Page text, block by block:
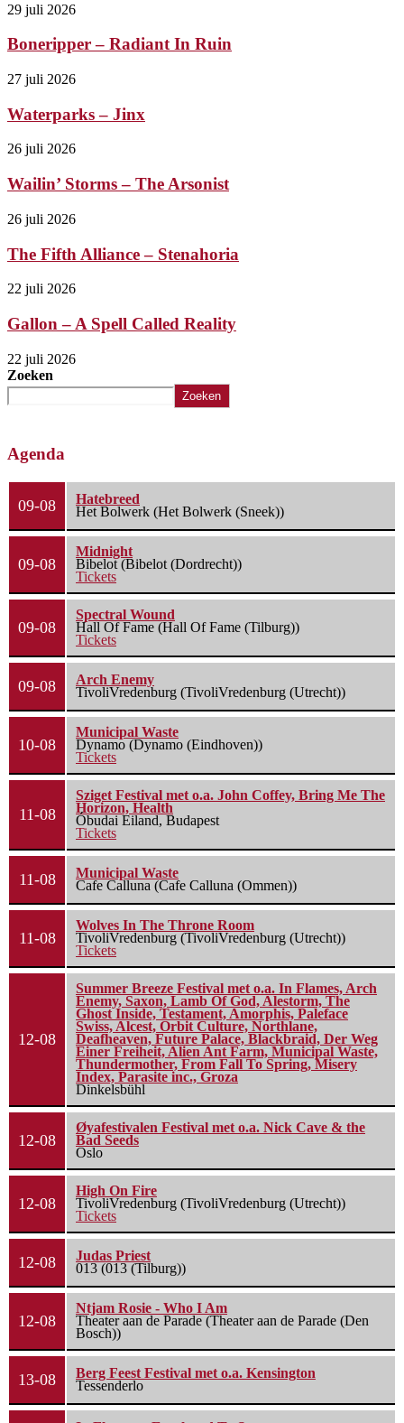
29 juli 2026
Boneripper – Radiant In Ruin
27 juli 2026
Waterparks – Jinx
26 juli 2026
Wailin’ Storms – The Arsonist
26 juli 2026
The Fifth Alliance – Stenahoria
22 juli 2026
Gallon – A Spell Called Reality
22 juli 2026
Zoeken
Zoeken
Agenda
09-08
Hatebreed
Het Bolwerk (Het Bolwerk (Sneek))
09-08
Midnight
Bibelot (Bibelot (Dordrecht))
Tickets
09-08
Spectral Wound
Hall Of Fame (Hall Of Fame (Tilburg))
Tickets
09-08
Arch Enemy
TivoliVredenburg (TivoliVredenburg (Utrecht))
10-08
Municipal Waste
Dynamo (Dynamo (Eindhoven))
Tickets
11-08
Sziget Festival met o.a. John Coffey, Bring Me The
Horizon, Health
Óbudai Eiland, Budapest
Tickets
11-08
Municipal Waste
Cafe Calluna (Cafe Calluna (Ommen))
11-08
Wolves In The Throne Room
TivoliVredenburg (TivoliVredenburg (Utrecht))
Tickets
12-08
Summer Breeze Festival met o.a. In Flames, Arch
Enemy, Saxon, Lamb Of God, Alestorm, The
Ghost Inside, Testament, Amorphis, Paleface
Swiss, Alcest, Orbit Culture, Northlane,
Deafheaven, Future Palace, Blackbraid, Der Weg
Einer Freiheit, Alien Ant Farm, Municipal Waste,
Thundermother, From Fall To Spring, Misery
Index, Parasite inc., Groza
Dinkelsbühl
12-08
Øyafestivalen Festival met o.a. Nick Cave & the
Bad Seeds
Oslo
12-08
High On Fire
TivoliVredenburg (TivoliVredenburg (Utrecht))
Tickets
12-08
Judas Priest
013 (013 (Tilburg))
12-08
Ntjam Rosie - Who I Am
Theater aan de Parade (Theater aan de Parade (Den
Bosch))
13-08
Berg Feest Festival met o.a. Kensington
Tessenderlo